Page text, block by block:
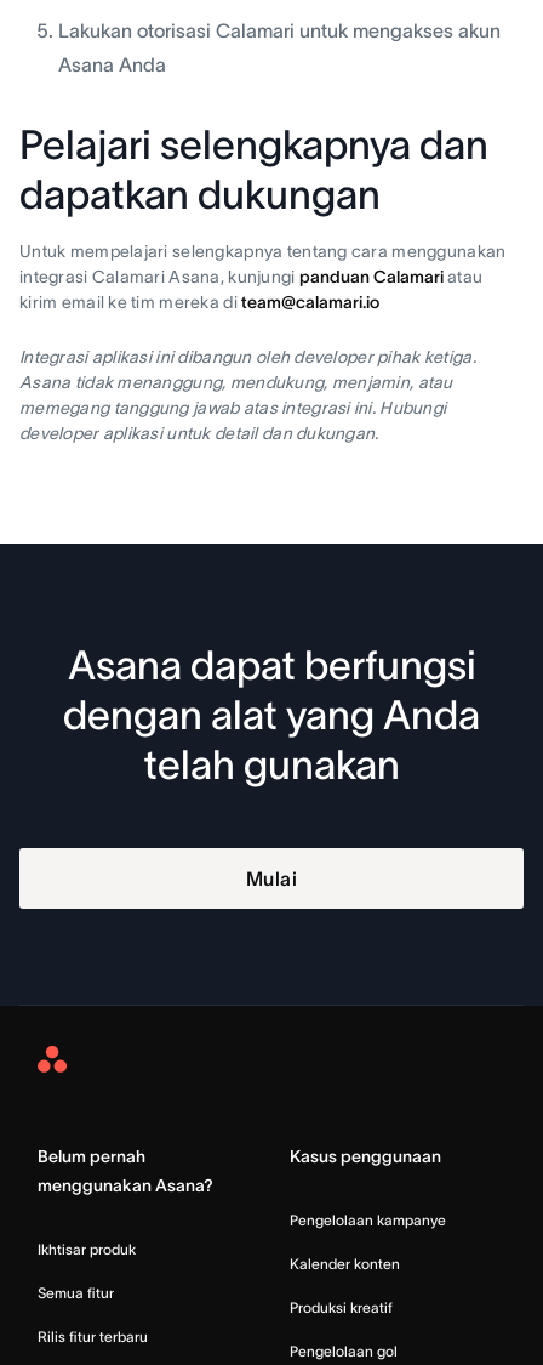
Lakukan otorisasi Calamari untuk mengakses akun
Asana Anda
Pelajari selengkapnya dan
dapatkan dukungan
Untuk mempelajari selengkapnya tentang cara menggunakan
integrasi Calamari Asana, kunjungi panduan Calamariatau
kirim email ke tim mereka diteam@calamari.io
Integrasi aplikasi ini dibangun oleh developer pihak ketiga.
Asana tidak menanggung, mendukung, menjamin, atau
memegang tanggung jawab atas integrasi ini. Hubungi
developer aplikasi untuk detail dan dukungan.
Asana dapat berfungsi
dengan alat yang Anda
telah gunakan
Mulai
Asana
Belum pernah
menggunakan Asana?
Ikhtisar produk
Semua fitur
Rilis fitur terbaru
Kasus penggunaan
Pengelolaan kampanye
Kalender konten
Produksi kreatif
Pengelolaan gol